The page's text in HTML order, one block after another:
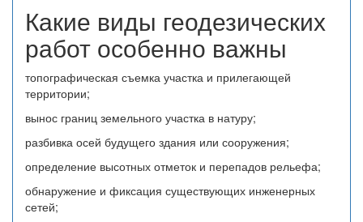
Какие виды геодезических
работ особенно важны
топографическая съемка участка и прилегающей
территории;
вынос границ земельного участка в натуру;
разбивка осей будущего здания или сооружения;
определение высотных отметок и перепадов рельефа;
обнаружение и фиксация существующих инженерных
сетей;